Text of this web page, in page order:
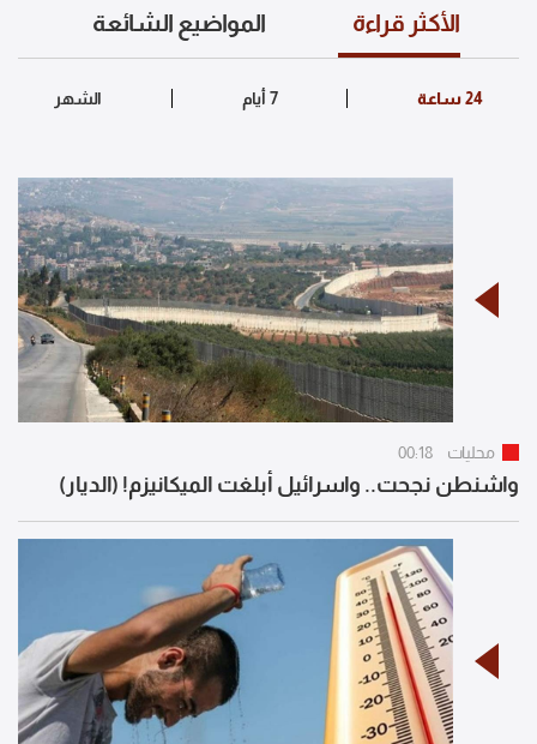
الأكثر قراءة المواضيع الشائعة
محليات 00:18
واشنطن نجحت.. واسرائيل أبلغت الميكانيزم! (الديار)